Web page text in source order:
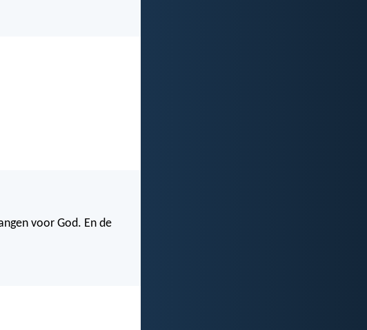
voor God. En de